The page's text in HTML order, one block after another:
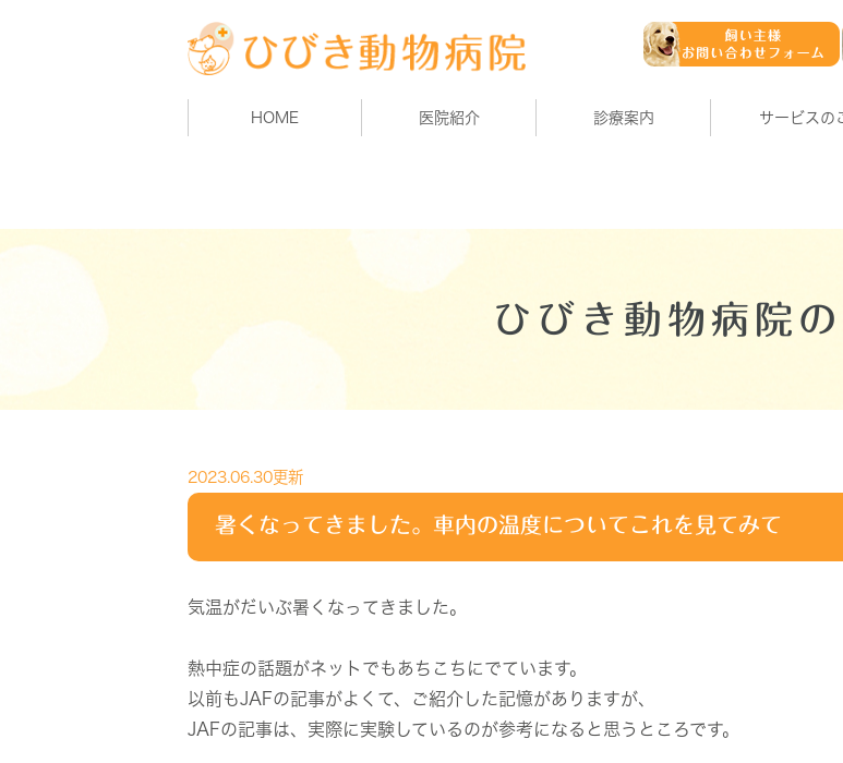
HOME 医院紹介 診療案内 サービスの
ひびき動物病院
2023.06.30更新
暑くなってきました。車内の温度についてこれを見てみて
気温がだいぶ暑くなってきました。
熱中症の話題がネットでもあちこちにでています。
以前もJAFの記事がよくて、ご紹介した記憶がありますが、
JAFの記事は、実際に実験しているのが参考になると思うところです。